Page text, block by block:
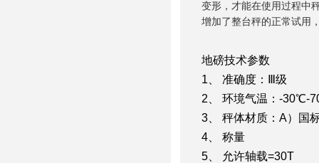
变形，才能在使用过程中
增加了整台秤的正常试用
地磅技术参数
1、 准确度：Ⅲ级
2、 环境气温：-30℃-
3、 秤体材质：A）国
4、 称量
5、 允许轴载=30T